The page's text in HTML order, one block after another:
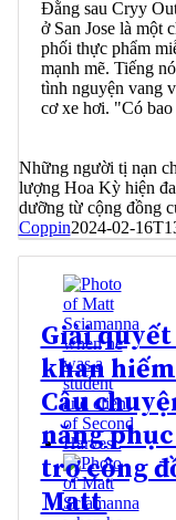
Đằng sau Cryy
ở San Jose là một
phối thực phẩm
mạnh mẽ. Tiếng
tình nguyện vang
cơ xe hơi. "Có
Những người tị nạn
lượng Hoa Kỳ hiện
dưỡng từ cộng đồng
Coppin2024-02-
Giải
khan
Câu
năng
trợ cộng
Matt